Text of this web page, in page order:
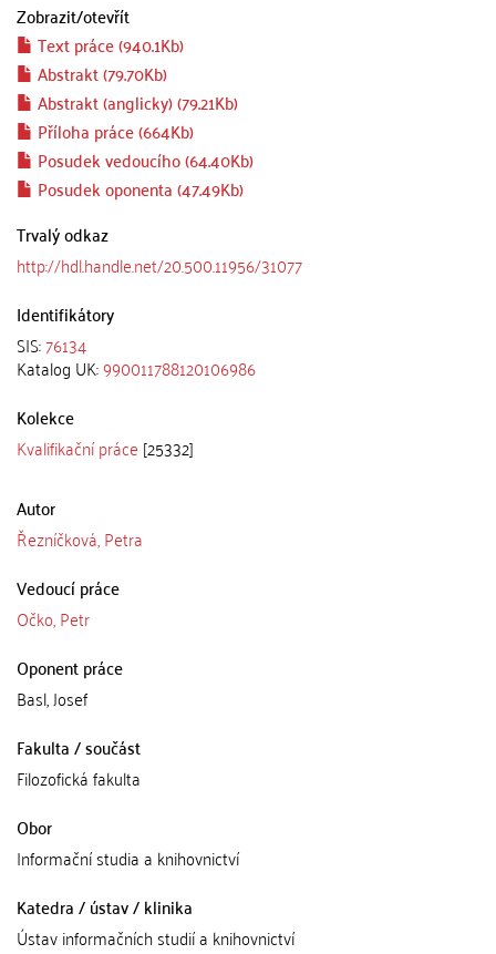
Zobrazit/otevřít
Text práce (940.1Kb)
Abstrakt (79.70Kb)
Abstrakt (anglicky) (79.21Kb)
Příloha práce (664Kb)
Posudek vedoucího (64.40Kb)
Posudek oponenta (47.49Kb)
Trvalý odkaz
http://hdl.handle.net/20.500.11956/31077
Identifikátory
SIS:76134
Katalog UK:990011788120106986
Kolekce
Kvalifikační práce [25332]
Autor
Řezníčková, Petra
Vedoucí práce
Očko, Petr
Oponent práce
Basl, Josef
Fakulta / součást
Filozofická fakulta
Obor
Informační studia a knihovnictví
Katedra / ústav / klinika
Ústav informačních studií a knihovnictví